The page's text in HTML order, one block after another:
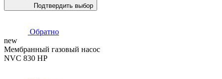
Подтвердить выбор
Обратно
new
Мембранный газовый насос
NVC 830 HP